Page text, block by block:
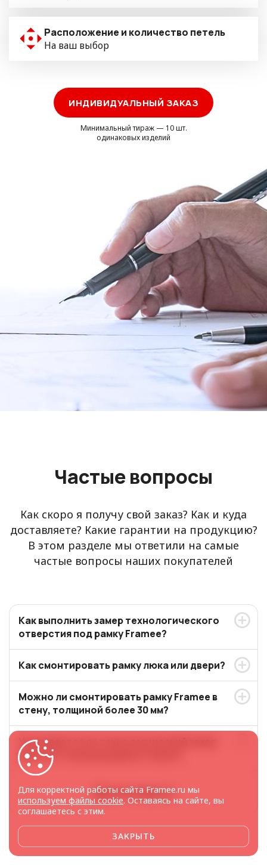
Расположение и количество петель
На ваш выбор
ИНДИВИДУАЛЬНЫЙ ЗАКАЗ
Минимальный тираж — 10 шт.
одинаковых изделий
Частые вопросы
Как скоро я получу свой заказ? Как и куда
доставляете? Какие гарантии на продукцию?
В этом разделе мы ответили на самые
частые вопросы наших покупателей
Как выполнить замер технологического
отверстия под рамку Framee?
Как смонтировать рамку люка или двери?
Можно ли смонтировать рамку Framee в
стену, толщиной более 30 мм?
Учитывается ли технологический зазор
при изготовлении рамок Framee?
Другие вопросы
Для корректной работы сайта Framee.ru мы
используем файлы cookie. Оставаясь на сайте, вы
соглашаетесь с этим.
ЗАКРЫТЬ